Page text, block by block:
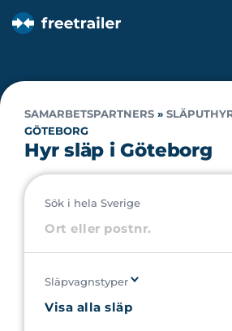
SAMARBETSPARTNERS »
GÖTEBORG
Hyr släp i Göteborg
Sök i hela Sverige
Släpvagnstyper